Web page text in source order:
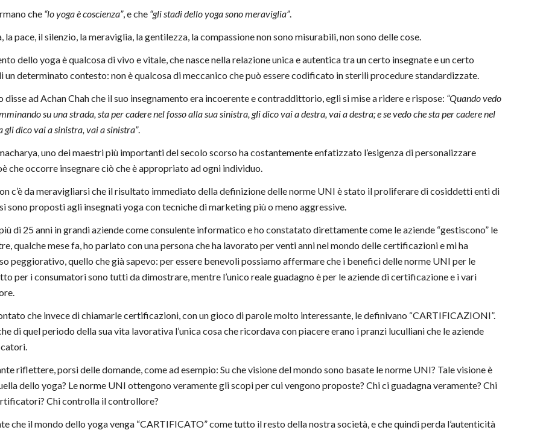
che “lo yoga è coscienza”, e che “gli stadi dello yoga sono meraviglia”.
la pace, il silenzio, la meraviglia, la gentilezza, la compassione non sono misurabili, non sono delle cose.
dello yoga è qualcosa di vivo e vitale, che nasce nella relazione unica e autentica tra un certo insegnate e un certo
un determinato contesto: non è qualcosa di meccanico che può essere codificato in sterili procedure standardizzate.
disse ad Achan Chah che il suo insegnamento era incoerente e contraddittorio, egli si mise a ridere e rispose: “Quando vedo
su una strada, sta per cadere nel fosso alla sua sinistra, gli dico vai a destra, vai a destra; e se vedo che sta per cadere nel
gli dico vai a sinistra, vai a sinistra”.
uno dei maestri più importanti del secolo scorso ha costantemente enfatizzato l’esigenza di personalizzare
che occorre insegnare ciò che è appropriato ad ogni individuo.
c’è da meravigliarsi che il risultato immediato della definizione delle norme UNI è stato il proliferare di cosiddetti enti di
sono proposti agli insegnati yoga con tecniche di marketing più o meno aggressive.
di 25 anni in grandi aziende come consulente informatico e ho constatato direttamente come le aziende “gestiscono” le
qualche mese fa, ho parlato con una persona che ha lavorato per venti anni nel mondo delle certificazioni e mi ha
peggiorativo, quello che già sapevo: per essere benevoli possiamo affermare che i benefici delle norme UNI per le
per i consumatori sono tutti da dimostrare, mentre l’unico reale guadagno è per le aziende di certificazione e i vari
che invece di chiamarle certificazioni, con un gioco di parole molto interessante, le definivano “CARTIFICAZIONI”.
di quel periodo della sua vita lavorativa l’unica cosa che ricordava con piacere erano i pranzi luculliani che le aziende
riflettere, porsi delle domande, come ad esempio: Su che visione del mondo sono basate le norme UNI? Tale visione è
dello yoga? Le norme UNI ottengono veramente gli scopi per cui vengono proposte? Chi ci guadagna veramente? Chi
Chi controlla il controllore?
che il mondo dello yoga venga “CARTIFICATO” come tutto il resto della nostra società, e che quindi perda l’autenticità